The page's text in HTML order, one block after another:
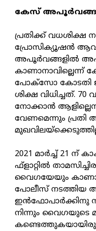
കേസ്
പ്രതിക്ക് വധശിക്ഷ
പ്രോസിക്യൂഷന്‍
അപൂര്‍വങ്ങളില്‍
കാണാനാവില്ലെന്ന്
പോക്‌സോ കോടതി
ശിക്ഷ വിധിച്ചത്.
നോക്കാന്‍
വേണമെന്നും പ്രതി
2021 മാര്‍ച്ച് 21 ന്
ഫ്‌ളാറ്റില്‍
വൈഗയേയും
പോലീസ് നടത്തിയ
ഇന്‍ഫോപാര്‍ക്കിനു
നിന്നും വൈഗയുടെ